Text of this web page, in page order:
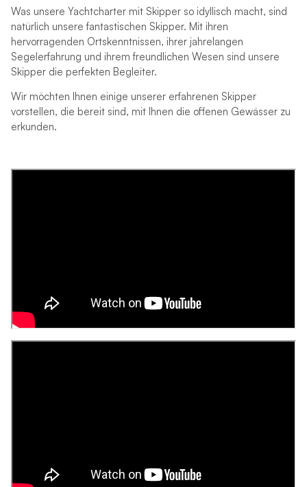
Was unsere Yachtcharter mit Skipper so idyllisch macht, sind
natürlich unsere fantastischen Skipper. Mit ihren
hervorragenden Ortskenntnissen, ihrer jahrelangen
Segelerfahrung und ihrem freundlichen Wesen sind unsere
Skipper die perfekten Begleiter.
Wir möchten Ihnen einige unserer erfahrenen Skipper
vorstellen, die bereit sind, mit Ihnen die offenen Gewässer zu
erkunden.